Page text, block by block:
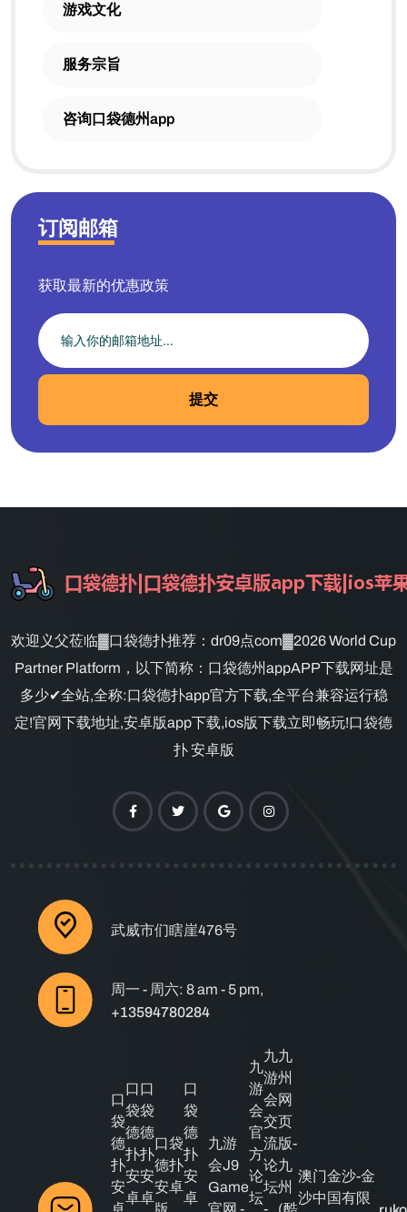
游戏文化
服务宗旨
咨询口袋德州app
订阅邮箱
获取最新的优惠政策
提交
欢迎义父莅临▓口袋德扑推荐：dr09点com▓2026 World Cup
Partner Platform，以下简称：口袋德州appAPP下载网址是
多少✔全站,全称:口袋德扑app官方下载,全平台兼容运行稳
定!官网下载地址,安卓版app下载,ios版下载立即畅玩!口袋德
扑 安卓版
武威市们瞎崖476号
周一 - 周六: 8 am - 5 pm,
+13594780284
口
袋
德
扑
安
卓
口
袋
德
扑
安
卓
口
袋
德
扑
安
卓
口袋
德扑
安卓
版
口
袋
德
扑
安
卓
九游
会J9
Game
官网 -
九
游
会
官
方
论
坛
九
游
会
交
流
论
坛
-
九
州
网
页
版-
九
州
(酷
澳门金沙-金
沙中国有限